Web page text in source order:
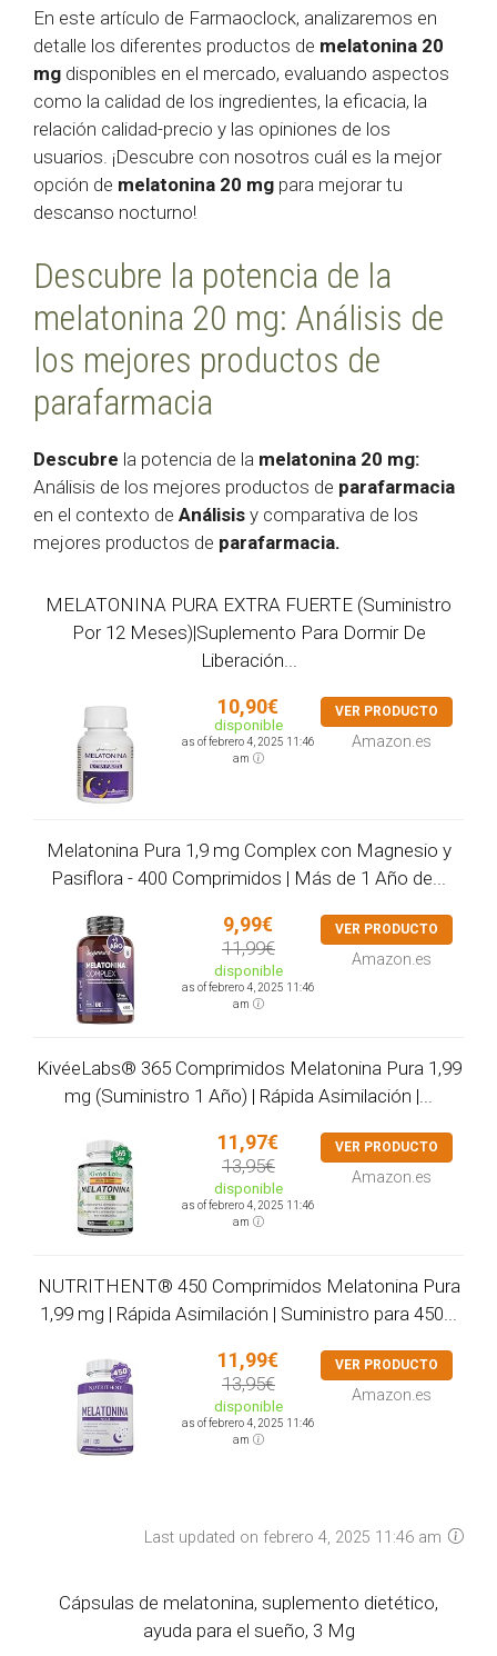
En este artículo de Farmaoclock, analizaremos en
detalle los diferentes productos de melatonina 20
mg disponibles en el mercado, evaluando aspectos
como la calidad de los ingredientes, la eficacia, la
relación calidad-precio y las opiniones de los
usuarios. ¡Descubre con nosotros cuál es la mejor
opción de melatonina 20 mg para mejorar tu
descanso nocturno!
Descubre la potencia de la
melatonina 20 mg: Análisis de
los mejores productos de
parafarmacia
Descubre la potencia de la melatonina 20 mg:
Análisis de los mejores productos de parafarmacia
en el contexto de Análisis y comparativa de los
mejores productos de parafarmacia.
MELATONINA PURA EXTRA FUERTE (Suministro
Por 12 Meses)|Suplemento Para Dormir De
Liberación...
10,90€
disponible
as of febrero 4, 2025 11:46
am
VER PRODUCTO
Amazon.es
Melatonina Pura 1,9 mg Complex con Magnesio y
Pasiflora - 400 Comprimidos | Más de 1 Año de...
9,99€
11,99€
disponible
as of febrero 4, 2025 11:46
am
VER PRODUCTO
Amazon.es
KivéeLabs® 365 Comprimidos Melatonina Pura 1,99
mg (Suministro 1 Año) | Rápida Asimilación |...
11,97€
13,95€
disponible
as of febrero 4, 2025 11:46
am
VER PRODUCTO
Amazon.es
NUTRITHENT® 450 Comprimidos Melatonina Pura
1,99 mg | Rápida Asimilación | Suministro para 450...
11,99€
13,95€
disponible
as of febrero 4, 2025 11:46
am
VER PRODUCTO
Amazon.es
Last updated on febrero 4, 2025 11:46 am
Cápsulas de melatonina, suplemento dietético,
ayuda para el sueño, 3 Mg